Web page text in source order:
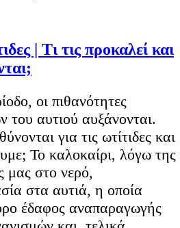
| Τι τις προκαλεί και
οι πιθανότητες
του αυτιού αυξάνονται.
για τις ωτίτιδες και
Το καλοκαίρι, λόγω της
μας στο νερό,
στα αυτιά, η οποία
έδαφος αναπαραγωγής